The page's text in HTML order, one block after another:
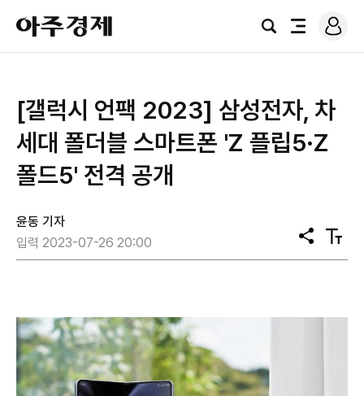
아
주
경
검
전
로
그
[갤럭시 언팩 2023] 삼성전자, 차
세대 폴더블 스마트폰 'Z 플립5·Z
폴드5' 전격 공개
윤동 기자
입력 2023-07-26 20:00
공
유
텍
스